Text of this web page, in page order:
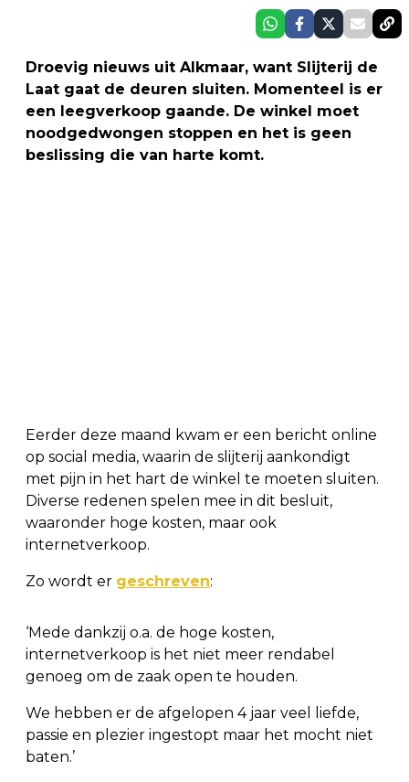
Droevig nieuws uit Alkmaar, want Slijterij de
Laat gaat de deuren sluiten. Momenteel is er
een leegverkoop gaande. De winkel moet
noodgedwongen stoppen en het is geen
beslissing die van harte komt.
Eerder deze maand kwam er een bericht online
op social media, waarin de slijterij aankondigt
met pijn in het hart de winkel te moeten sluiten.
Diverse redenen spelen mee in dit besluit,
waaronder hoge kosten, maar ook
internetverkoop.
Zo wordt er geschreven:
‘Mede dankzij o.a. de hoge kosten,
internetverkoop is het niet meer rendabel
genoeg om de zaak open te houden.
We hebben er de afgelopen 4 jaar veel liefde,
passie en plezier ingestopt maar het mocht niet
baten.’